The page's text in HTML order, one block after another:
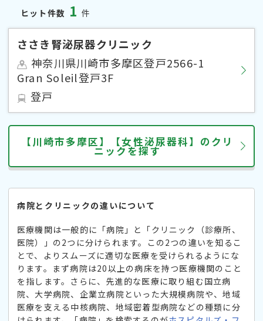
ヒット件数 1 件
ささき腎泌尿器クリニック
神奈川県川崎市多摩区登戸2566-1
Gran Soleil登戸3F
登戸
【川崎市多摩区】【女性泌尿器科】のクリ
ニックを探す
病院とクリニックの違いについて
医療機関は一般的に「病院」と「クリニック（診療所、
医院）」の2つに分けられます。この2つの違いを知るこ
とで、よりスムーズに適切な医療を受けられるようにな
ります。まず病院は20以上の病床を持つ医療機関のこと
を指します。さらに、先進的な医療に取り組む国立病
院、大学病院、企業立病院といった大規模病院や、地域
医療を支える中核病院、地域密着型病院などの種類に分